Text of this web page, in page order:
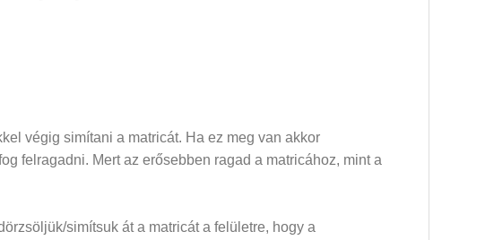
végig simítani a matricát. Ha ez meg van akkor
felragadni. Mert az erősebben ragad a matricához, mint a
simítsuk át a matricát a felületre, hogy a